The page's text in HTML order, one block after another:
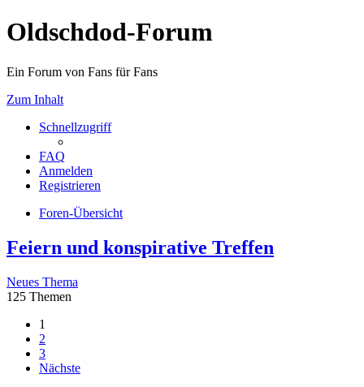
Oldschdod-Forum
Ein Forum von Fans für Fans
Zum Inhalt
Schnellzugriff
FAQ
Anmelden
Registrieren
Foren-Übersicht
Feiern und konspirative Treffen
Neues Thema
125 Themen
1
2
3
Nächste